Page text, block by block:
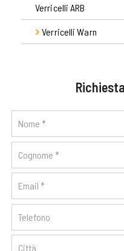
Portapacchi
Tavoli
Snorkel fuoristrada
Verricelli ARB
Verricelli Warn